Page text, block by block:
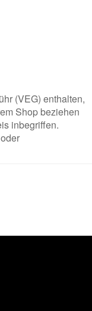
(VEG) enthalten,
Shop beziehen
inbegriffen.